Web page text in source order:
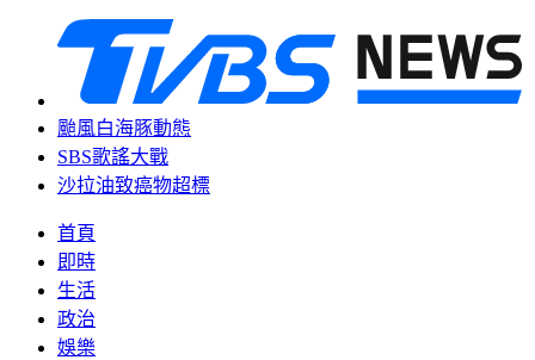
颱風白海豚動態
SBS歌謠大戰
沙拉油致癌物超標
首頁
即時
生活
政治
娛樂